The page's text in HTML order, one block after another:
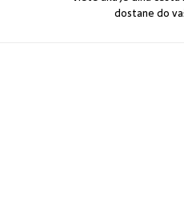
dostane do